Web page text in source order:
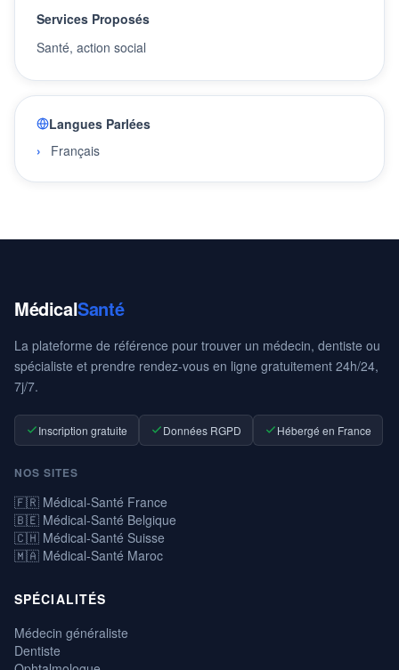
Services Proposés
Santé, action social
Langues Parlées
Français
MédicalSanté
La plateforme de référence pour trouver un médecin, dentiste ou
spécialiste et prendre rendez-vous en ligne gratuitement 24h/24,
7j/7.
Inscription gratuite Données RGPD Hébergé en France
NOS SITES
🇫🇷 Médical-Santé France
🇧🇪 Médical-Santé Belgique
🇨🇭 Médical-Santé Suisse
🇲🇦 Médical-Santé Maroc
SPÉCIALITÉS
Médecin généraliste
Dentiste